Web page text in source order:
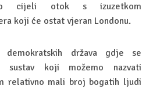
cijeli otok s izuzetkom
koji će ostat vjeran Londonu.
demokratskih država gdje se
sustav koji možemo nazvati
relativno mali broj bogatih ljudi